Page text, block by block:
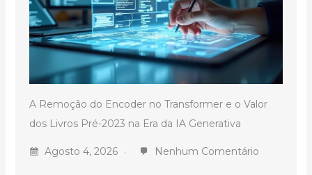
A Remoção do Encoder no Transformer e o Valor
dos Livros Pré-2023 na Era da IA Generativa
Agosto 4, 2026 Nenhum Comentário